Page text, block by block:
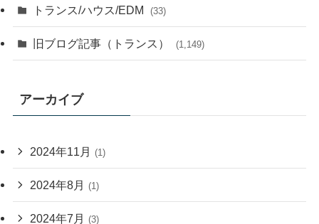
トランス/ハウス/EDM (33)
旧ブログ記事（トランス） (1,149)
アーカイブ
2024年11月 (1)
2024年8月 (1)
2024年7月 (3)